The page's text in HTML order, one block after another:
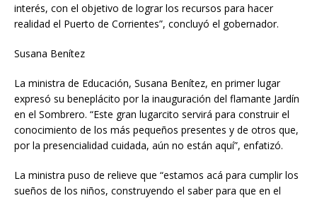
interés, con el objetivo de lograr los recursos para hacer
realidad el Puerto de Corrientes”, concluyó el gobernador.
Susana Benítez
La ministra de Educación, Susana Benítez, en primer lugar
expresó su beneplácito por la inauguración del flamante Jardín
en el Sombrero. “Este gran lugarcito servirá para construir el
conocimiento de los más pequeños presentes y de otros que,
por la presencialidad cuidada, aún no están aquí”, enfatizó.
La ministra puso de relieve que “estamos acá para cumplir los
sueños de los niños, construyendo el saber para que en el